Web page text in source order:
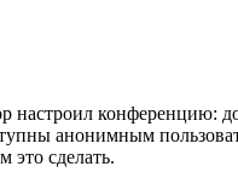
настроил
анонимным
это сделать.